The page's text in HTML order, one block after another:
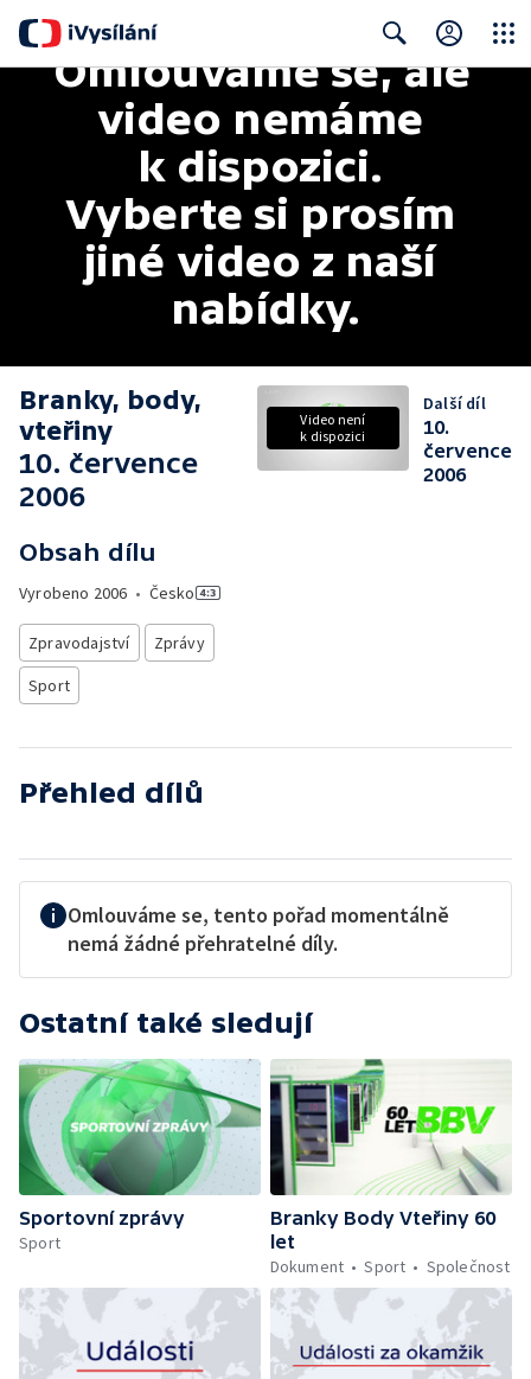
Search
Omlouváme se, ale
video nemáme
k dispozici.
Vyberte si prosím
jiné video z naší
nabídky.
Branky, body,
vteřiny
10. července
2006
Obsah dílu
Vyrobeno 2006 • Česko
Zpravodajství
Zprávy
Sport
Video není
k dispozici
Další díl
10.
července
2006
Přehled dílů
Omlouváme se, tento pořad momentálně
nemá žádné přehratelné díly.
Ostatní také sledují
Sportovní zprávy
Sport
Branky Body Vteřiny 60
let
Dokument
Sport Společnost